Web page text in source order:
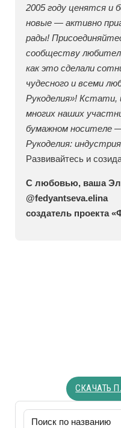
2005 году ценятся и
новые — активно
рады!
сообществу
как это сделали
чудесного и всеми
Рукоделия»! Кстати,
многих наших
бумажном носителе
Рукоделия:
Развивайтесь и
С любовью, ваша
@fedyantseva.elina
создатель проекта
СКАЧАТЬ